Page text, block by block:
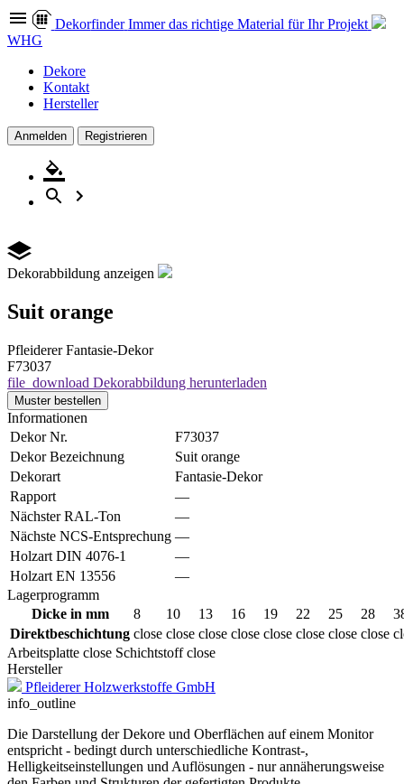
Dekorfinder Immer das richtige Material für Ihr Projekt
WHG
Dekore
Kontakt
Hersteller
Anmelden Registrieren
Dekorabbildung anzeigen
Suit orange
Pfleiderer Fantasie-Dekor
F73037
file_download Dekorabbildung herunterladen
Muster bestellen
Informationen
Dekor Nr.
F73037
Dekor Bezeichnung
Suit orange
Dekorart
Fantasie-Dekor
Rapport
—
Nächster RAL-Ton
—
Nächste NCS-Entsprechung —
Holzart DIN 4076-1
—
Holzart EN 13556
—
Lagerprogramm
Dicke in mm
8 10 13 16 19 22 25 28
Direktbeschichtung close close close close close close close close
Arbeitsplatte close Schichtstoff close
Hersteller
Pfleiderer Holzwerkstoffe GmbH
info_outline
Die Darstellung der Dekore und Oberflächen auf einem Monitor
entspricht - bedingt durch unterschiedliche Kontrast-,
Helligkeitseinstellungen und Auflösungen - nur annäherungsweise